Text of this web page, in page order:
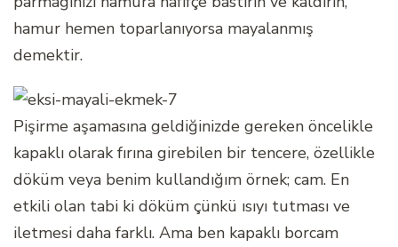
hamur hemen toparlanıyorsa mayalanmış
demektir.
Pişirme aşamasına geldiğinizde gereken öncelikle
kapaklı olarak fırına girebilen bir tencere, özellikle
döküm veya benim kullandığım örnek; cam. En
etkili olan tabi ki döküm çünkü ısıyı tutması ve
iletmesi daha farklı. Ama ben kapaklı borcam